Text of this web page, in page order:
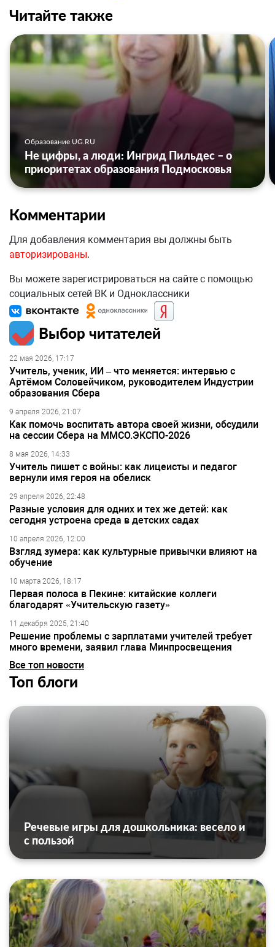
Читайте также
Образование UG.RU
Не цифры, а люди: Ингрид Пильдес – о
приоритетах образования Подмосковья
Комментарии
Для добавления комментария вы должны быть
авторизированы.
Вы можете зарегистрироваться на сайте с помощью
социальных сетей ВК и Одноклассники
Выбор читателей
22 мая 2026, 17:17
Учитель, ученик, ИИ – что меняется: интервью с
Артёмом Соловейчиком, руководителем Индустрии
образования Сбера
9 апреля 2026, 21:07
Как помочь воспитать автора своей жизни, обсудили
на сессии Сбера на ММСО.ЭКСПО-2026
8 мая 2026, 14:33
Учитель пишет с войны: как лицеисты и педагог
вернули имя героя на обелиск
29 апреля 2026, 22:48
Разные условия для одних и тех же детей: как
сегодня устроена среда в детских садах
10 апреля 2026, 12:00
Взгляд зумера: как культурные привычки влияют на
обучение
10 марта 2026, 18:17
Первая полоса в Пекине: китайские коллеги
благодарят «Учительскую газету»
11 декабря 2025, 21:40
Решение проблемы с зарплатами учителей требует
много времени, заявил глава Минпросвещения
Все топ новости
Топ блоги
Речевые игры для дошкольника: весело и
с пользой